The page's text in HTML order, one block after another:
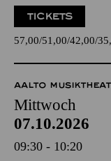
TICKETS
57,00 51,00 42,00
AALTO
Mittwoch
07.10.2026
09:30 - 10:20